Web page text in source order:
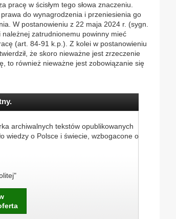
w ścisłym tego słowa znaczeniu.
do wynagrodzenia i przeniesienia go
W postanowieniu z 22 maja 2024 r. (sygn.
należnej zatrudnionemu powinny mieć
(art. 84-91 k.p.). Z kolei w postanowieniu
że skoro nieważne jest zrzeczenie
to również nieważne jest zobowiązanie się
archiwalnych tekstów opublikowanych
wiedzy o Polsce i świecie, wzbogacone o